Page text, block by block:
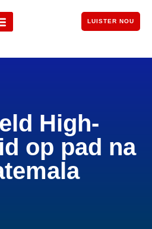
LUISTER NOU
High-
op pad na